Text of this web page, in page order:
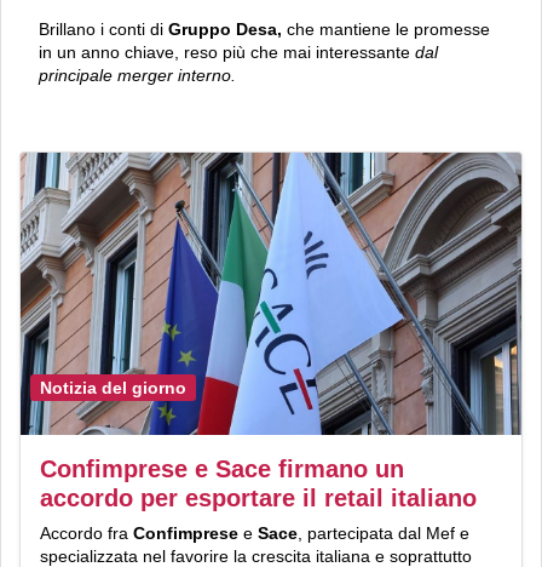
Brillano i conti di Gruppo Desa, che mantiene le promesse
in un anno chiave, reso più che mai interessante dal
principale merger interno.
Notizia del giorno
Confimprese e Sace firmano un
accordo per esportare il retail italiano
Accordo fra Confimprese e Sace , partecipata dal Mef e
specializzata nel favorire la crescita italiana e soprattutto